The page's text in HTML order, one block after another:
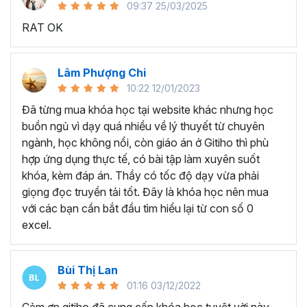
sử dụng Excel sẽ tốn nhiều thời gian, công sức để xử lý
công việc. Hơn nữa, chúng ta cũng không biết những thứ
mình đang thực hiện đúng hay không.
Hiện nay 100% các doanh nghiệp tại Việt Nam
cần tới kỹ năng Excel khi ứng tuyển vào vị trí kế toán, xử
chính... Mỗi cấp độ sẽ có yêu cầu thành thạo Excel xử lý
công việc khác nhau.
Chính vì điều đó Gitiho đã mở khóa học vềThủ thuật
Excel cập nhật hàng tuần - EXG02 với hơn7h+ học
cùng với92 tài liệu đính kèmbạn sẽ nhận được nhiều lợi
ích vô tận như:
Giảng viên là những người có trình độ chuyên môn
cao, kinh nghiệm thực tiễn dày dặn đã và đang đào
VPBank, FPT software, Vietcombank, MIC, Tập
đoàn Thành Công, TH True Milk
09:37 25/03/2025
RAT OK
Lâm Phượng Chi
10:22 12/01/2023
Đã từng mua khóa học tại website khác nhưng học
buồn ngủ vì dạy quá nhiều về lý thuyết từ chuyên
ngành, học không nổi, còn giáo án ở Gitiho thì phù
hợp ứng dụng thực tế, có bài tập làm xuyên suốt
khóa, kèm đáp án. Thầy có tốc độ dạy vừa phải
giọng đọc truyền tải tốt. Đây là khóa học nên mua
với các bạn cần bắt đầu tìm hiểu lại từ con số 0
excel.
Bùi Thị Lan
01:16 03/12/2022